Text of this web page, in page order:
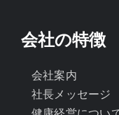
会社の特徴
会社案内
社長メッセージ